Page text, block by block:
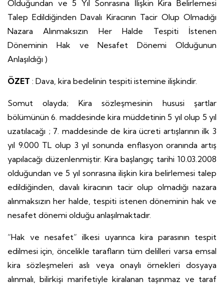
Olduğundan ve 5 Yıl Sonrasına İlişkin Kira Belirlemesi
Talep Edildiğinden Davalı Kiracının Tacir Olup Olmadığı
Nazara Alınmaksızın Her Halde Tespiti İstenen
Döneminin Hak ve Nesafet Dönemi Olduğunun
Anlaşıldığı )
ÖZET : Dava, kira bedelinin tespiti istemine ilişkindir.
Somut olayda; Kira sözleşmesinin hususi şartlar
bölümünün 6. maddesinde kira müddetinin 5 yıl olup 5 yıl
uzatılacağı ; 7. maddesinde de kira ücreti artışlarının ilk 3
yıl 9.000 TL olup 3 yıl sonunda enflasyon oranında artış
yapılacağı düzenlenmiştir. Kira başlangıç tarihi 10.03.2008
olduğundan ve 5 yıl sonrasına ilişkin kira belirlemesi talep
edildiğinden, davalı kiracının tacir olup olmadığı nazara
alınmaksızın her halde, tespiti istenen döneminin hak ve
nesafet dönemi olduğu anlaşılmaktadır.
“Hak ve nesafet” ilkesi uyarınca kira parasının tespit
edilmesi için, öncelikle tarafların tüm delilleri varsa emsal
kira sözleşmeleri aslı veya onaylı örnekleri dosyaya
alınmalı, bilirkişi marifetiyle kiralanan taşınmaz ve taraf